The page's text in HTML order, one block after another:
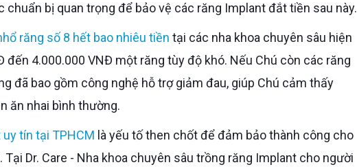
chuẩn bị quan trọng để bảo vệ các răng Implant đắt tiền sau này.
răng số 8 hết bao nhiêu tiền tại các nha khoa chuyên sâu hiện
đến 4.000.000 VNĐ một răng tùy độ khó. Nếu Chú còn các răng
đã bao gồm công nghệ hỗ trợ giảm đau, giúp Chú cảm thấy
ăn nhai bình thường.
tín tại TPHCM là yếu tố then chốt để đảm bảo thành công cho
Dr. Care - Nha khoa chuyên sâu trồng răng Implant cho người